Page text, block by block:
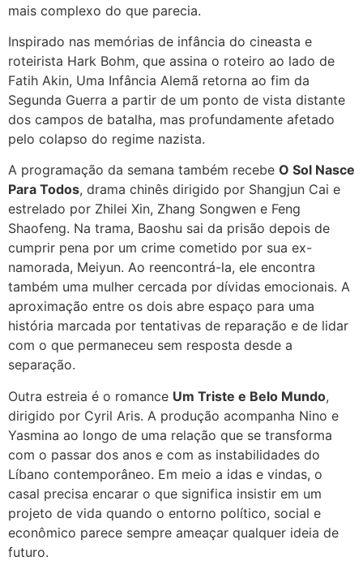
mais complexo do que parecia.
Inspirado nas memórias de infância do cineasta e
roteirista Hark Bohm, que assina o roteiro ao lado de
Fatih Akin, Uma Infância Alemã retorna ao fim da
Segunda Guerra a partir de um ponto de vista distante
dos campos de batalha, mas profundamente afetado
pelo colapso do regime nazista.
A programação da semana também recebe O Sol Nasce
Para Todos, drama chinês dirigido por Shangjun Cai e
estrelado por Zhilei Xin, Zhang Songwen e Feng
Shaofeng. Na trama, Baoshu sai da prisão depois de
cumprir pena por um crime cometido por sua ex-
namorada, Meiyun. Ao reencontrá-la, ele encontra
também uma mulher cercada por dívidas emocionais. A
aproximação entre os dois abre espaço para uma
história marcada por tentativas de reparação e de lidar
com o que permaneceu sem resposta desde a
separação.
Outra estreia é o romance Um Triste e Belo Mundo,
dirigido por Cyril Aris. A produção acompanha Nino e
Yasmina ao longo de uma relação que se transforma
com o passar dos anos e com as instabilidades do
Líbano contemporâneo. Em meio a idas e vindas, o
casal precisa encarar o que significa insistir em um
projeto de vida quando o entorno político, social e
econômico parece sempre ameaçar qualquer ideia de
futuro.